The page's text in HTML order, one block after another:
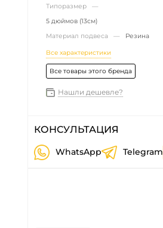
Типоразмер —
5 дюймов (13см)
Материал подвеса — Резина
Все характеристики
Все товары этого бренда
Нашли дешевле?
КОНСУЛЬТАЦИЯ
WhatsApp Telegram